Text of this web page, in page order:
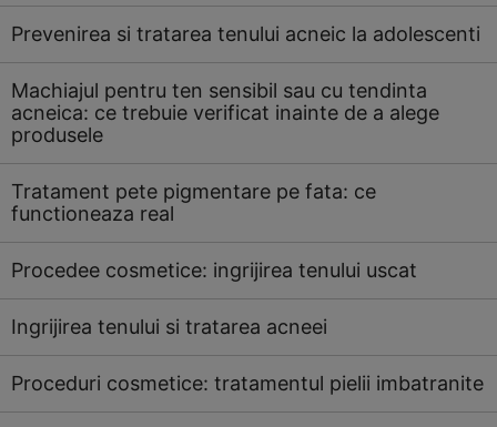
Prevenirea si tratarea tenului acneic la adolescenti
Machiajul pentru ten sensibil sau cu tendinta
acneica: ce trebuie verificat inainte de a alege
produsele
Tratament pete pigmentare pe fata: ce
functioneaza real
Procedee cosmetice: ingrijirea tenului uscat
Ingrijirea tenului si tratarea acneei
Proceduri cosmetice: tratamentul pielii imbatranite